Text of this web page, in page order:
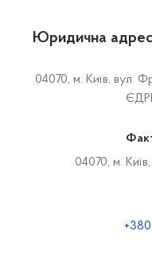
Юридична
04070, м. Київ, вул.
04070, м.